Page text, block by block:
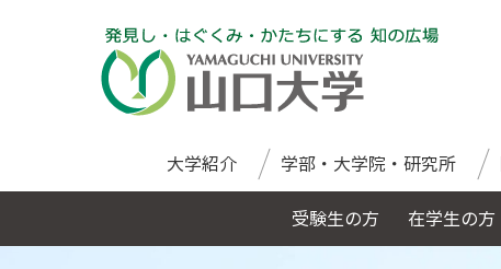
大学紹介 学部・大学院・研究所
受験生の方 在学生の方